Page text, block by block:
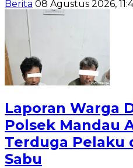
Berita 08 Agustus 2026,
Laporan Warga
Polsek Mandau
Terduga Pelaku
Sabu